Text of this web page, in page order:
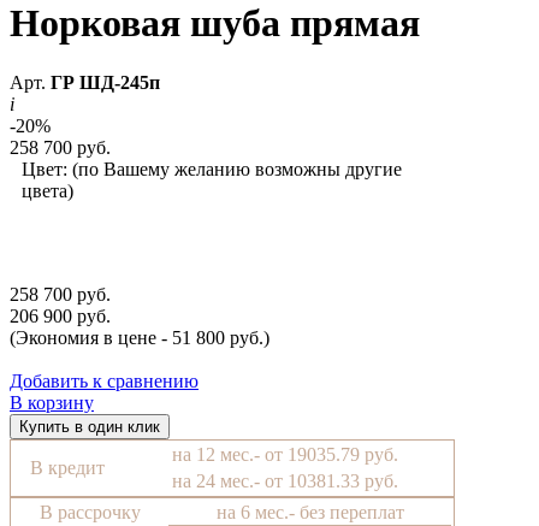
Норковая шуба прямая
Арт. ГР ШД-245п
i
-20%
258 700 руб.
Цвет: (по Вашему желанию возможны другие
цвета)
258 700 руб.
206 900 руб.
(Экономия в цене - 51 800 руб.)
Добавить к сравнению
В корзину
Купить в один клик
В кредит
на 12 мес.- от 19035.79 руб.
на 24 мес.- от 10381.33 руб.
В рассрочку
на 6 мес.- без переплат